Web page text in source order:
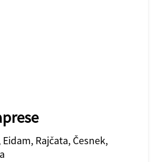
Rajčata, Česnek,